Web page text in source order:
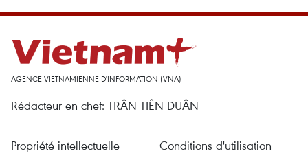
AGENCE VIETNAMIENNE D'INFORMATION (VNA)
Rédacteur en chef: TRÂN TIÊN DUÂN
Propriété intellectuelle Conditions d'utilisation